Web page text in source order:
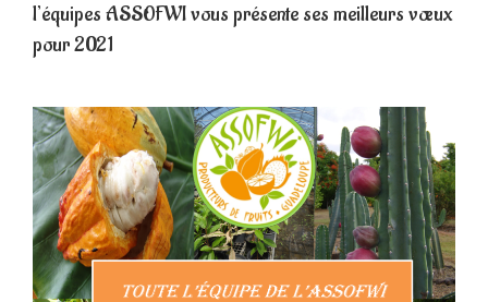
l’équipes ASSOFWI vous présente ses meilleurs vœux
pour 2021